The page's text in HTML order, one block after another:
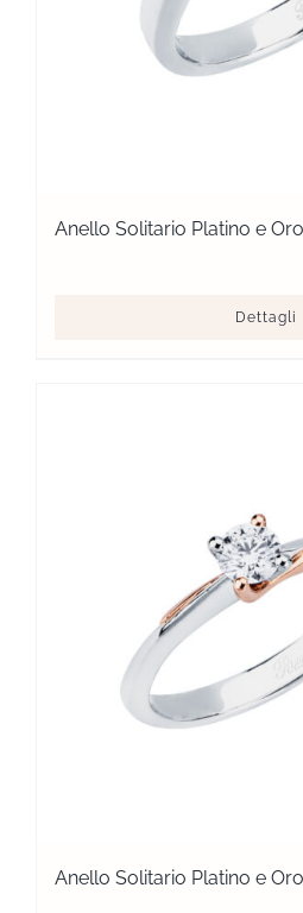
Anello Solitario Platino e
Dettagli
Anello Solitario Platino e